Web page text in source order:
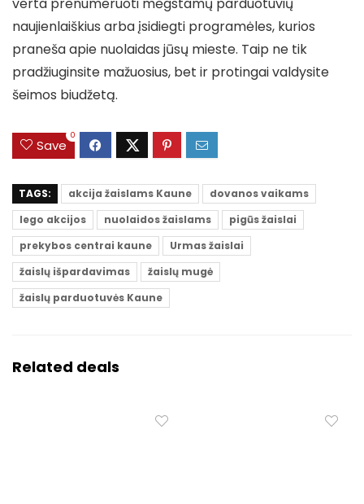
verta prenumeruoti mėgstamų parduotuvių
naujienlaiškius arba įsidiegti programėles, kurios
praneša apie nuolaidas jūsų mieste. Taip ne tik
pradžiuginsite mažuosius, bet ir protingai valdysite
šeimos biudžetą.
Save
0
TAGS: akcija žaislams Kaune
dovanos vaikams
lego akcijos
nuolaidos žaislams
pigūs žaislai
prekybos centrai kaune
Urmas žaislai
žaislų išpardavimas
žaislų mugė
žaislų parduotuvės Kaune
Related deals